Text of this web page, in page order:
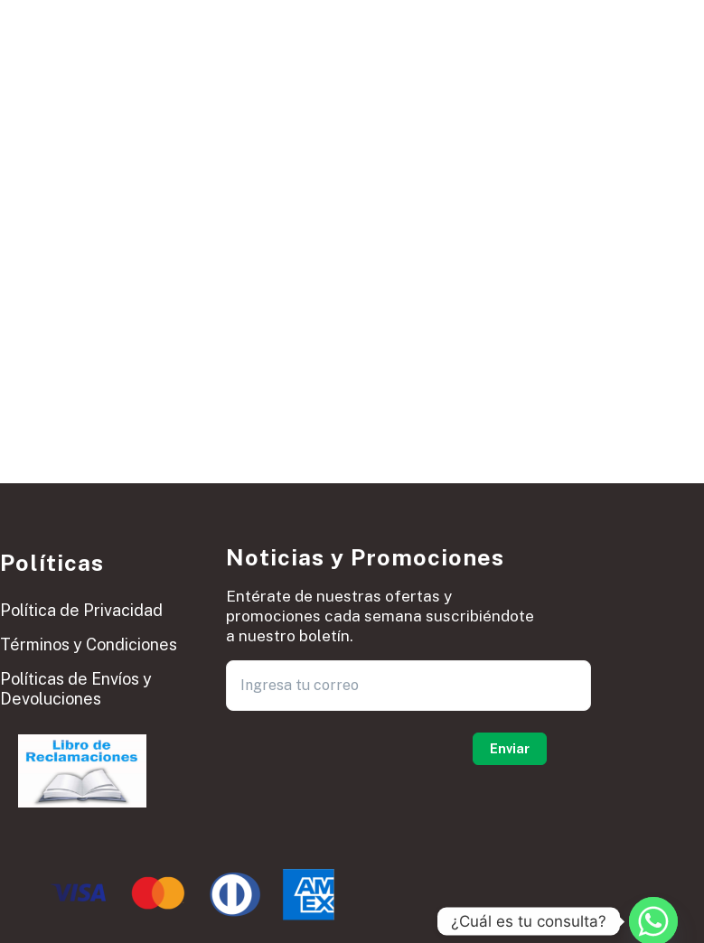
Políticas
Política de Privacidad
Términos y Condiciones
Políticas de Envíos y
Devoluciones
Noticias y Promociones
Entérate de nuestras ofertas y
promociones cada semana suscribiéndote
a nuestro boletín.
¿Cuál es tu consulta?